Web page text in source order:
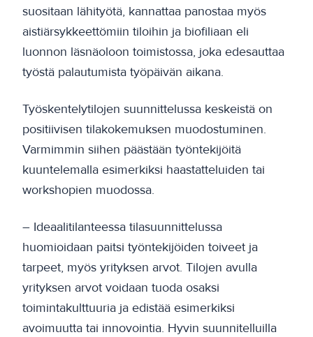
suositaan lähityötä, kannattaa panostaa myös
aistiärsykkeettömiin tiloihin ja biofiliaan eli
luonnon läsnäoloon toimistossa, joka edesauttaa
työstä palautumista työpäivän aikana.
Työskentelytilojen suunnittelussa keskeistä on
positiivisen tilakokemuksen muodostuminen.
Varmimmin siihen päästään työntekijöitä
kuuntelemalla esimerkiksi haastatteluiden tai
workshopien muodossa.
– Ideaalitilanteessa tilasuunnittelussa
huomioidaan paitsi työntekijöiden toiveet ja
tarpeet, myös yrityksen arvot. Tilojen avulla
yrityksen arvot voidaan tuoda osaksi
toimintakulttuuria ja edistää esimerkiksi
avoimuutta tai innovointia. Hyvin suunnitelluilla